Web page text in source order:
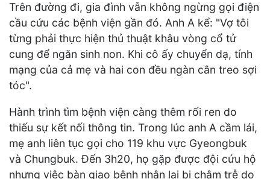
Trên đường đi, gia đình vẫn không ngừng gọi điện
cầu cứu các bệnh viện gần đó. Anh A kể: "Vợ tôi
từng phải thực hiện thủ thuật khâu vòng cổ tử
cung để ngăn sinh non. Khi cô ấy chuyển dạ, tính
mạng của cả mẹ và hai con đều ngàn cân treo sợi
tóc".
Hành trình tìm bệnh viện càng thêm rối ren do
thiếu sự kết nối thông tin. Trong lúc anh A cầm lái,
mẹ anh liên tục gọi cho 119 khu vực Gyeongbuk
và Chungbuk. Đến 3h20, họ gặp được đội cứu hộ
nhưng việc bàn giao bệnh nhân lại bị chậm trễ do